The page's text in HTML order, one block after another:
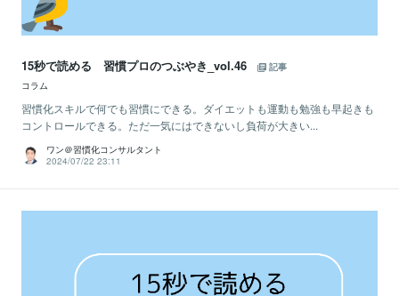
15秒で読める 習慣プロのつぶやき_vol.46
記事
コラム
習慣化スキルで何でも習慣にできる。ダイエットも運動も勉強も早起きも
コントロールできる。ただ一気にはできないし負荷が大きい...
ワン＠習慣化コンサルタント
2024/07/22 23:11